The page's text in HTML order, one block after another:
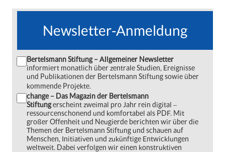
Newsletter-Anmeldung
Bertelsmann Stiftung – Allgemeiner Newsletter
informiert monatlich über zentrale Studien, Ereignisse
und Publikationen der Bertelsmann Stiftung sowie über
kommende Projekte.
change – Das Magazin der Bertelsmann
Stiftungerscheint zweimal pro Jahr rein digital ‒
ressourcenschonend und komfortabel als PDF. Mit
großer Offenheit und Neugierde berichten wir über die
Themen der Bertelsmann Stiftung und schauen auf
Menschen, Initiativen und zukünftige Entwicklungen
weltweit. Dabei verfolgen wir einen konstruktiven